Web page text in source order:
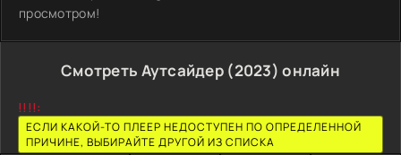
просмотром!
Смотреть Аутсайдер (2023) онлайн
!!!!:
ЕСЛИ КАКОЙ-ТО ПЛЕЕР НЕДОСТУПЕН ПО ОПРЕДЕЛЕННОЙ
ПРИЧИНЕ, ВЫБИРАЙТЕ ДРУГОЙ ИЗ СПИСКА